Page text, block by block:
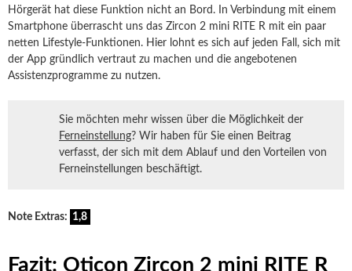
Hörgerät hat diese Funktion nicht an Bord. In Verbindung mit einem
Smartphone überrascht uns das Zircon 2 mini RITE R mit ein paar
netten Lifestyle-Funktionen. Hier lohnt es sich auf jeden Fall, sich mit
der App gründlich vertraut zu machen und die angebotenen
Assistenzprogramme zu nutzen.
Sie möchten mehr wissen über die Möglichkeit der
Ferneinstellung? Wir haben für Sie einen Beitrag
verfasst, der sich mit dem Ablauf und den Vorteilen von
Ferneinstellungen beschäftigt.
Note Extras: 1,8
Fazit: Oticon Zircon 2 mini RITE R